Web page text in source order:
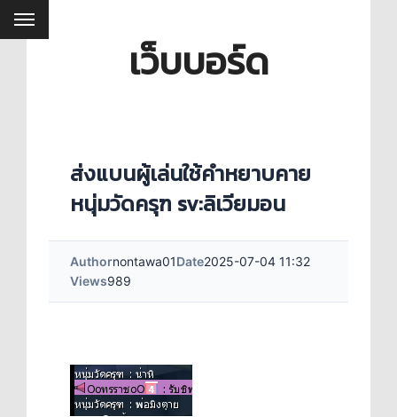
เว็บบอร์ด
ส่งแบนผู้เล่นใช้คำหยาบคาย
หนุ่มวัดครุฑ sv:ลิเวียมอน
Authornontawa01Date2025-07-04 11:32
Views989